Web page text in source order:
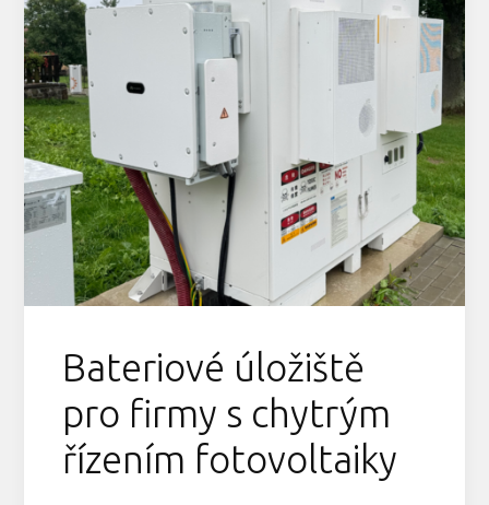
Bateriové úložiště
pro firmy s chytrým
řízením fotovoltaiky